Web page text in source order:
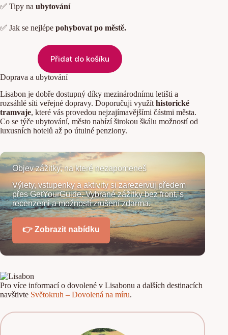
✅ Tipy na ubytování
✅ Jak se nejlépe pohybovat po městě.
i
á
l
n
í
p
r
v
o
e
L
i
s
a
b
o
e
m
n
o
ž
v
Přidat do košíku
Doprava a ubytování
Lisabon je dobře dostupný díky mezinárodnímu letišti a
rozsáhlé síti veřejné dopravy. Doporučuji využít historické
tramvaje, které vás provedou nejzajímavějšími částmi města.
Co se týče ubytování, město nabízí širokou škálu možností od
luxusních hotelů až po útulné penziony.
Objev zážitky, na které nezapomeneš
Výlety, vstupenky a aktivity si zarezervuj předem
přes GetYourGuide. Vybrané zážitky bez front, s
recenzemi a možností zrušení zdarma.
👉 Zobrazit nabídku
Pro více informací o dovolené v Lisabonu a dalších destinacích
navštivte Světokruh – Dovolená na míru.